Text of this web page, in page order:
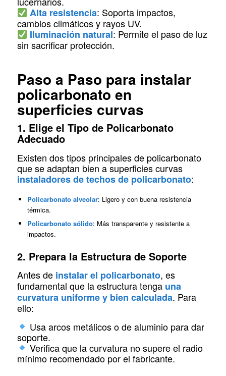
Alta resistencia: Soporta impactos,
cambios climáticos y rayos UV.
Iluminación natural: Permite el paso de luz
sin sacrificar protección.
Paso a Paso para instalar
policarbonato en
superficies curvas
1. Elige el Tipo de Policarbonato
Adecuado
Existen dos tipos principales de policarbonato
que se adaptan bien a superficies curvas
instaladores de techos de policarbonato:
Policarbonato alveolar: Ligero y con buena resistencia
térmica.
Policarbonato sólido: Más transparente y resistente a
impactos.
2. Prepara la Estructura de Soporte
Antes deinstalar el policarbonato, es
fundamental que la estructura tenga una
curvatura uniforme y bien calculada. Para
ello:
Usa arcos metálicos o de aluminio para dar
soporte.
Verifica que la curvatura no supere el radio
mínimo recomendado por el fabricante.